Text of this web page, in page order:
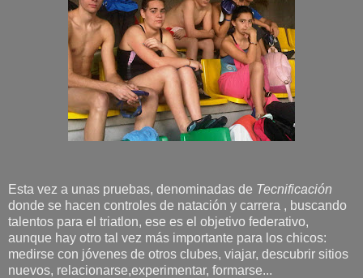
Esta vez a unas pruebas, denominadas de Tecnificación
donde se hacen controles de natación y carrera , buscando
talentos para el triatlon, ese es el objetivo federativo,
aunque hay otro tal vez más importante para los chicos:
medirse con jóvenes de otros clubes, viajar, descubrir sitios
nuevos, relacionarse,experimentar, formarse...